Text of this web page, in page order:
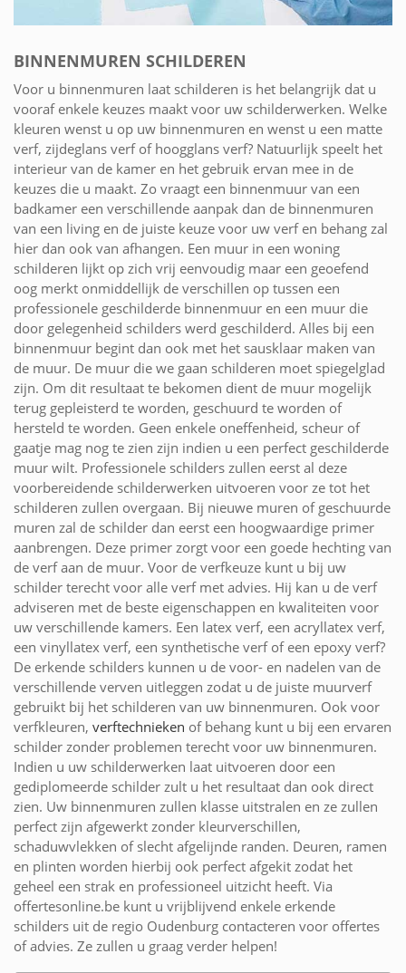
BINNENMUREN SCHILDEREN
Voor u binnenmuren laat schilderen is het belangrijk dat u
vooraf enkele keuzes maakt voor uw schilderwerken. Welke
kleuren wenst u op uw binnenmuren en wenst u een matte
verf, zijdeglans verf of hoogglans verf? Natuurlijk speelt het
interieur van de kamer en het gebruik ervan mee in de
keuzes die u maakt. Zo vraagt een binnenmuur van een
badkamer een verschillende aanpak dan de binnenmuren
van een living en de juiste keuze voor uw verf en behang zal
hier dan ook van afhangen. Een muur in een woning
schilderen lijkt op zich vrij eenvoudig maar een geoefend
oog merkt onmiddellijk de verschillen op tussen een
professionele geschilderde binnenmuur en een muur die
door gelegenheid schilders werd geschilderd. Alles bij een
binnenmuur begint dan ook met het sausklaar maken van
de muur. De muur die we gaan schilderen moet spiegelglad
zijn. Om dit resultaat te bekomen dient de muur mogelijk
terug gepleisterd te worden, geschuurd te worden of
hersteld te worden. Geen enkele oneffenheid, scheur of
gaatje mag nog te zien zijn indien u een perfect geschilderde
muur wilt. Professionele schilders zullen eerst al deze
voorbereidende schilderwerken uitvoeren voor ze tot het
schilderen zullen overgaan. Bij nieuwe muren of geschuurde
muren zal de schilder dan eerst een hoogwaardige primer
aanbrengen. Deze primer zorgt voor een goede hechting van
de verf aan de muur. Voor de verfkeuze kunt u bij uw
schilder terecht voor alle verf met advies. Hij kan u de verf
adviseren met de beste eigenschappen en kwaliteiten voor
uw verschillende kamers. Een latex verf, een acryllatex verf,
een vinyllatex verf, een synthetische verf of een epoxy verf?
De erkende schilders kunnen u de voor- en nadelen van de
verschillende verven uitleggen zodat u de juiste muurverf
gebruikt bij het schilderen van uw binnenmuren. Ook voor
verfkleuren, verftechnieken of behang kunt u bij een ervaren
schilder zonder problemen terecht voor uw binnenmuren.
Indien u uw schilderwerken laat uitvoeren door een
gediplomeerde schilder zult u het resultaat dan ook direct
zien. Uw binnenmuren zullen klasse uitstralen en ze zullen
perfect zijn afgewerkt zonder kleurverschillen,
schaduwvlekken of slecht afgelijnde randen. Deuren, ramen
en plinten worden hierbij ook perfect afgekit zodat het
geheel een strak en professioneel uitzicht heeft. Via
offertesonline.be kunt u vrijblijvend enkele erkende
schilders uit de regio Oudenburg contacteren voor offertes
of advies. Ze zullen u graag verder helpen!